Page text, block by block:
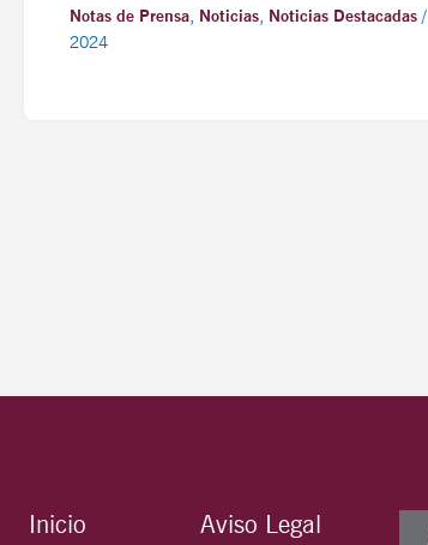
Notas de Prensa, Noticias, Noticias Destacadas/
2024
Inicio
Aviso Legal